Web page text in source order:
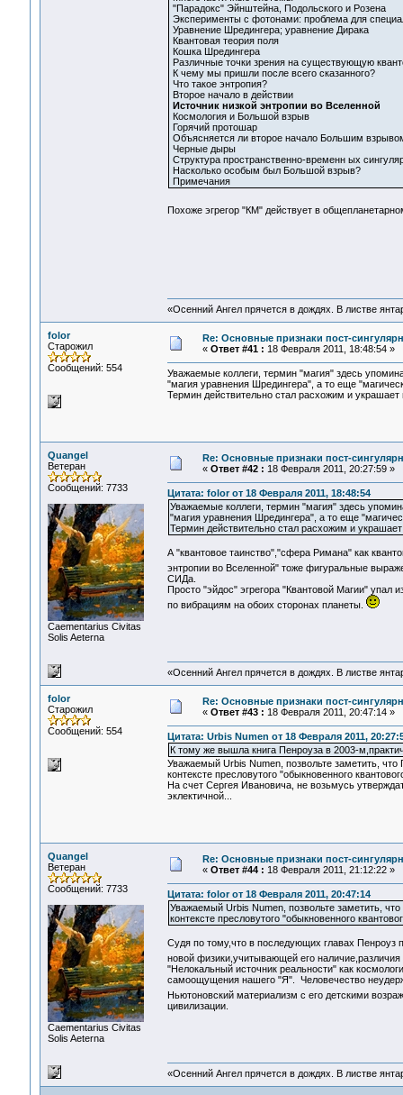
"Парадокс" Эйнштейна, Подольского и Розена
Эксперименты с фотонами: проблема для
Уравнение Шредингера; уравнение Дирака
Квантовая теория поля
Кошка Шредингера
Различные точки зрения на существующую
К чему мы пришли после всего сказанного?
Что такое энтропия?
Второе начало в действии
Источник низкой энтропии во Вселенной
Космология и Большой взрыв
Горячий протошар
Объясняется ли второе начало Большим
Черные дыры
Структура пространственно-временн ых
Насколько особым был Большой взрыв?
Примечания
Похоже эгрегор "КМ" действует в
«Осенний Ангел прячется в дождях. В листве
folor
Старожил
Сообщений: 554
Re: Основные признаки пост-
« Ответ #41 : 18 Февраля 2011, 18:48:54 »
Уважаемые коллеги, термин "магия" здесь
"магия уравнения Шредингера", а то еще
Термин действительно стал расхожим и украшает
Quangel
Ветеран
Сообщений: 7733
Сaementarius Civitas
Solis Aeterna
Re: Основные признаки пост-
« Ответ #42 : 18 Февраля 2011, 20:27:59 »
Цитата: folor от 18 Февраля 2011, 18:48:54
Уважаемые коллеги, термин "магия" здесь
"магия уравнения Шредингера", а то еще
Термин действительно стал расхожим и
А "квантовое таинство","сфера Римана" как
энтропии во Вселенной" тоже фигуральные
СИДа.
Просто "эйдос" эгрегора "Квантовой Магии" упал
по вибрациям на обоих сторонах планеты.
«Осенний Ангел прячется в дождях. В листве
folor
Старожил
Сообщений: 554
Re: Основные признаки пост-
« Ответ #43 : 18 Февраля 2011, 20:47:14 »
Цитата: Urbis Numen от 18 Февраля 2011,
К тому же вышла книга Пенроуза в 2003-
Уважаемый Urbis Numen, позвольте заметить,
контексте пресловутого "обыкновенного
На счет Сергея Ивановича, не возьмусь
эклектичной...
Quangel
Ветеран
Сообщений: 7733
Сaementarius Civitas
Solis Aeterna
Re: Основные признаки пост-
« Ответ #44 : 18 Февраля 2011, 21:12:22 »
Цитата: folor от 18 Февраля 2011, 20:47:14
Уважаемый Urbis Numen, позвольте заметить,
контексте пресловутого "обыкновенного
Судя по тому,что в последующих главах Пенроуз
новой физики,учитывающей его
"Нелокальный источник реальности" как
самоощущения нашего "Я". Человечество
Ньютоновский материализм с его детскими
цивилизации.
«Осенний Ангел прячется в дождях. В листве